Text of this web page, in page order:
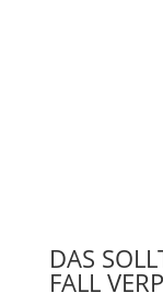
DAS
FALL